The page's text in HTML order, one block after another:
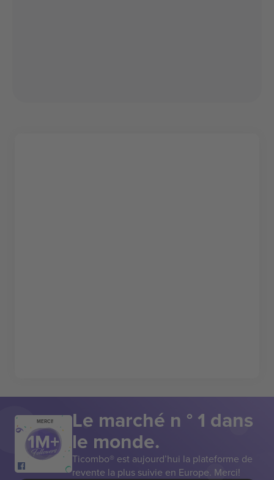
MERCI! Le marché n ° 1 dans
le monde.
Ticombo® est aujourd’hui la plateforme de
revente la plus suivie en Europe. Merci!